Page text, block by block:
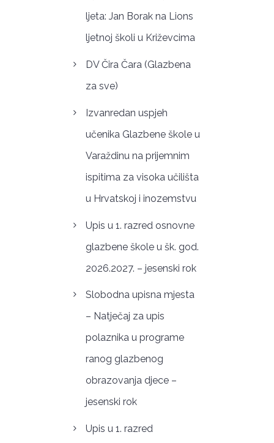
ljeta: Jan Borak na Lions
ljetnoj školi u Križevcima
DV Čira Čara (Glazbena
za sve)
Izvanredan uspjeh
učenika Glazbene škole u
Varaždinu na prijemnim
ispitima za visoka učilišta
u Hrvatskoj i inozemstvu
Upis u 1. razred osnovne
glazbene škole u šk. god.
2026.2027. – jesenski rok
Slobodna upisna mjesta
– Natječaj za upis
polaznika u programe
ranog glazbenog
obrazovanja djece –
jesenski rok
Upis u 1. razred